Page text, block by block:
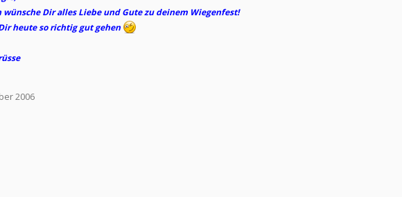
wünsche Dir alles Liebe und Gute zu deinem Wiegenfest!
heute so richtig gut gehen
2006